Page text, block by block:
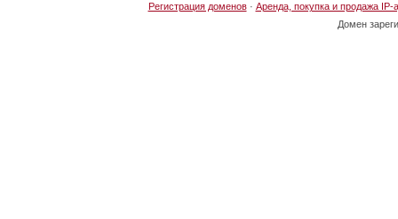
Регистрация доменов· Аренда, покупка и продажа IP-
Домен